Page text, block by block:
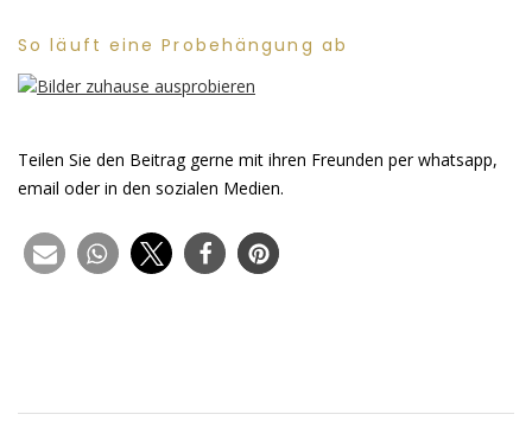
So läuft eine Probehängung ab
Teilen Sie den Beitrag gerne mit ihren Freunden per whatsapp,
email oder in den sozialen Medien.